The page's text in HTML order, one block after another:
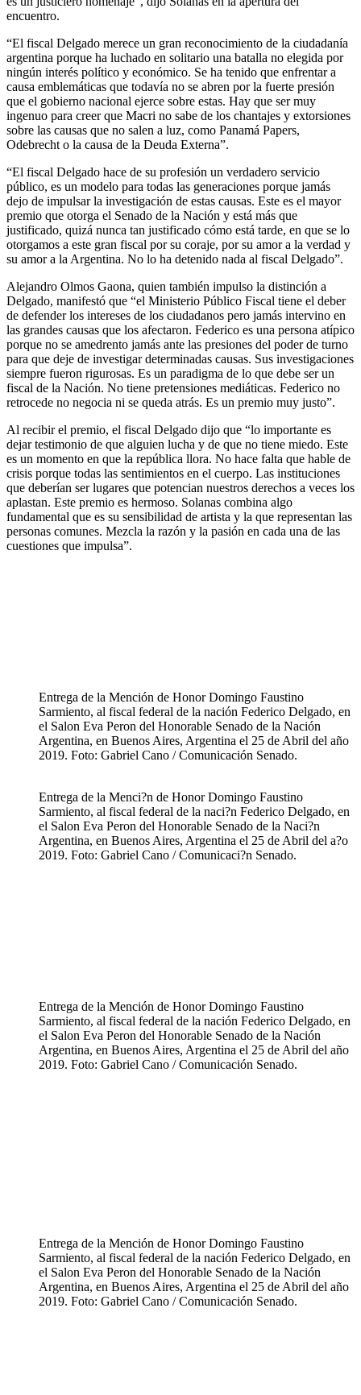
encuentro.
“El fiscal Delgado merece un gran reconocimiento de la ciudadanía
argentina porque ha luchado en solitario una batalla no elegida por
ningún interés político y económico. Se ha tenido que enfrentar a
causa emblemáticas que todavía no se abren por la fuerte presión
que el gobierno nacional ejerce sobre estas. Hay que ser muy
ingenuo para creer que Macri no sabe de los chantajes y extorsiones
sobre las causas que no salen a luz, como Panamá Papers,
Odebrecht o la causa de la Deuda Externa”.
“El fiscal Delgado hace de su profesión un verdadero servicio
público, es un modelo para todas las generaciones porque jamás
dejo de impulsar la investigación de estas causas. Este es el mayor
premio que otorga el Senado de la Nación y está más que
justificado, quizá nunca tan justificado cómo está tarde, en que se lo
otorgamos a este gran fiscal por su coraje, por su amor a la verdad y
su amor a la Argentina. No lo ha detenido nada al fiscal Delgado”.
Alejandro Olmos Gaona, quien también impulso la distinción a
Delgado, manifestó que “el Ministerio Público Fiscal tiene el deber
de defender los intereses de los ciudadanos pero jamás intervino en
las grandes causas que los afectaron. Federico es una persona atípico
porque no se amedrento jamás ante las presiones del poder de turno
para que deje de investigar determinadas causas. Sus investigaciones
siempre fueron rigurosas. Es un paradigma de lo que debe ser un
fiscal de la Nación. No tiene pretensiones mediáticas. Federico no
retrocede no negocia ni se queda atrás. Es un premio muy justo”.
Al recibir el premio, el fiscal Delgado dijo que “lo importante es
dejar testimonio de que alguien lucha y de que no tiene miedo. Este
es un momento en que la república llora. No hace falta que hable de
crisis porque todas las sentimientos en el cuerpo. Las instituciones
que deberían ser lugares que potencian nuestros derechos a veces los
aplastan. Este premio es hermoso. Solanas combina algo
fundamental que es su sensibilidad de artista y la que representan las
personas comunes. Mezcla la razón y la pasión en cada una de las
cuestiones que impulsa”.
Entrega de la Mención de Honor Domingo Faustino
Sarmiento, al fiscal federal de la nación Federico Delgado, en
el Salon Eva Peron del Honorable Senado de la Nación
Argentina, en Buenos Aires, Argentina el 25 de Abril del año
2019. Foto: Gabriel Cano / Comunicación Senado.
Entrega de la Menci?n de Honor Domingo Faustino
Sarmiento, al fiscal federal de la naci?n Federico Delgado, en
el Salon Eva Peron del Honorable Senado de la Naci?n
Argentina, en Buenos Aires, Argentina el 25 de Abril del a?o
2019. Foto: Gabriel Cano / Comunicaci?n Senado.
Entrega de la Mención de Honor Domingo Faustino
Sarmiento, al fiscal federal de la nación Federico Delgado, en
el Salon Eva Peron del Honorable Senado de la Nación
Argentina, en Buenos Aires, Argentina el 25 de Abril del año
2019. Foto: Gabriel Cano / Comunicación Senado.
Entrega de la Mención de Honor Domingo Faustino
Sarmiento, al fiscal federal de la nación Federico Delgado, en
el Salon Eva Peron del Honorable Senado de la Nación
Argentina, en Buenos Aires, Argentina el 25 de Abril del año
2019. Foto: Gabriel Cano / Comunicación Senado.